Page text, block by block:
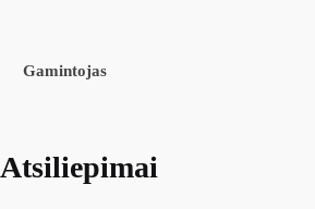
Gamintojas
Atsiliepimai